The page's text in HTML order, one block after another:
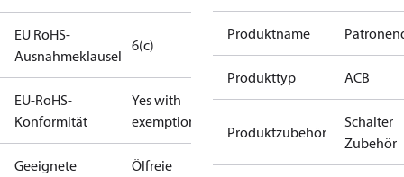
EU RoHS-
Ausnahmeklausel
6(c)
EU-RoHS-
Konformität
Yes with
exemptions
Geeignete
Ölfreie
Produktname
Produkttyp ACB
Produktzubehör
Schalter
Zubehör